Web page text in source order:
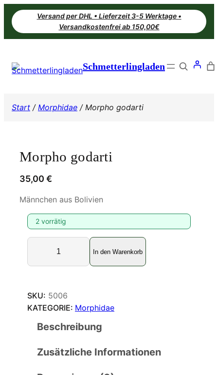
Zum
Inhalt
springen
Versand per DHL • Lieferzeit 3-5 Werktage •
Versandkostenfrei ab 150,00€
Schmetterlingladen Search
Start / Morphidae / Morpho godarti
Morpho godarti
35,00 €
Männchen aus Bolivien
2 vorrätig
M
r
h
o
In den Warenkorb
SKU: 5006
KATEGORIE: Morphidae
Beschreibung
Zusätzliche Informationen